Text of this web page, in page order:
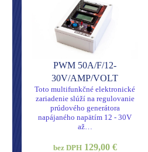
PWM 50A/F/12-
30V/AMP/VOLT
Toto multifunkčné elektronické
zariadenie slúží na regulovanie
prúdového generátora
napájaného napätím 12 - 30V
až…
bez DPH129,00 €